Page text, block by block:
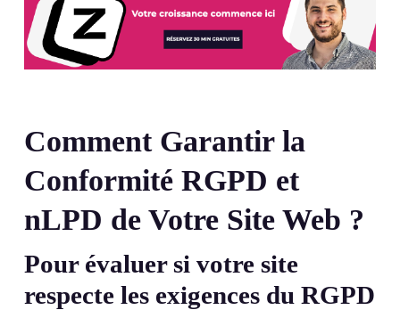
Comment Garantir la
Conformité RGPD et
nLPD de Votre Site Web ?
Pour évaluer si votre site
respecte les exigences du RGPD